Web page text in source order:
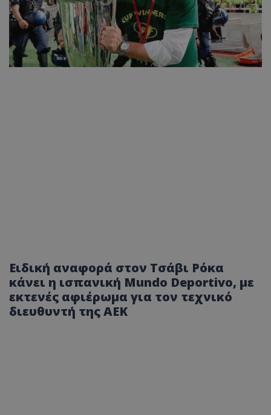
Ειδική αναφορά στον Τσάβι Ρόκα
κάνει η ισπανική Mundo Deportivo, με
εκτενές αφιέρωμα για τον τεχνικό
διευθυντή της ΑΕΚ